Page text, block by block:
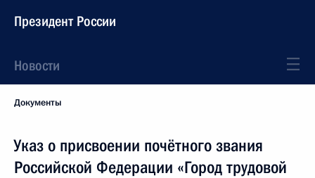
Президент России
Новости
Документы
Указ о присвоении почётного звания
Российской Федерации «Город трудовой